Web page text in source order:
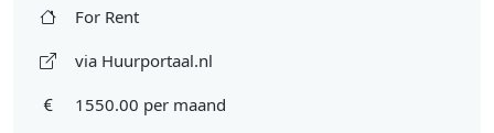
For Rent
via Huurportaal.nl
1550.00 per maand